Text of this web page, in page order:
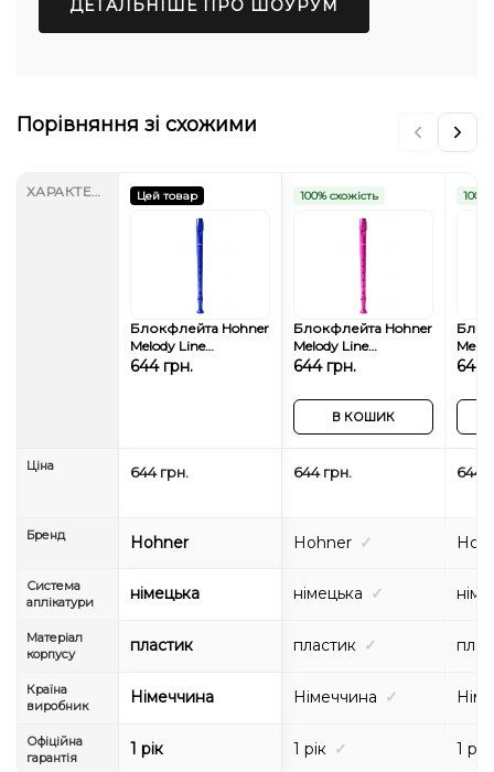
ДЕТАЛЬНІШЕ ПРО ШОУРУМ
Порівняння зі схожими
Цей товар
Блокфлейта Hohner
Melody Line
B95084DB Dark Blue
(німецька система)
644 грн.
100% схожість
Блокфлейта Hohner
Melody Line
B95084VI Violet
(німецька система)
644 грн.
В КОШИК
100%
644
Ціна 644 грн. 644 грн. 644
Бренд Hohner Hohner ✓
Система
аплікатури
німецька німецька ✓
Матеріал
корпусу
пластик пластик ✓
Країна
виробник
Німеччина Німеччина ✓
Офіційна
гарантія
1 рік 1 рік ✓ 1 рік